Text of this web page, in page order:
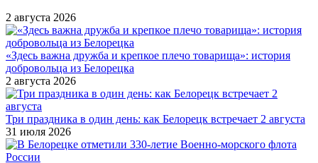
2 августа 2026
«Здесь важна дружба и крепкое плечо товарища»: история
добровольца из Белорецка
2 августа 2026
Три праздника в один день: как Белорецк встречает 2 августа
31 июля 2026